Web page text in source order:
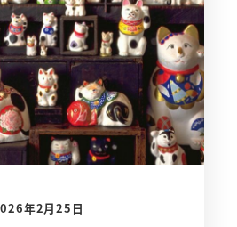
年2月25日